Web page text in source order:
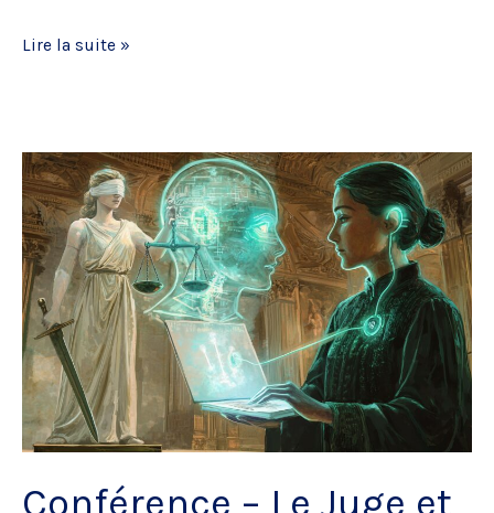
Programme
Lire la suite »
Conférence – Le Juge et